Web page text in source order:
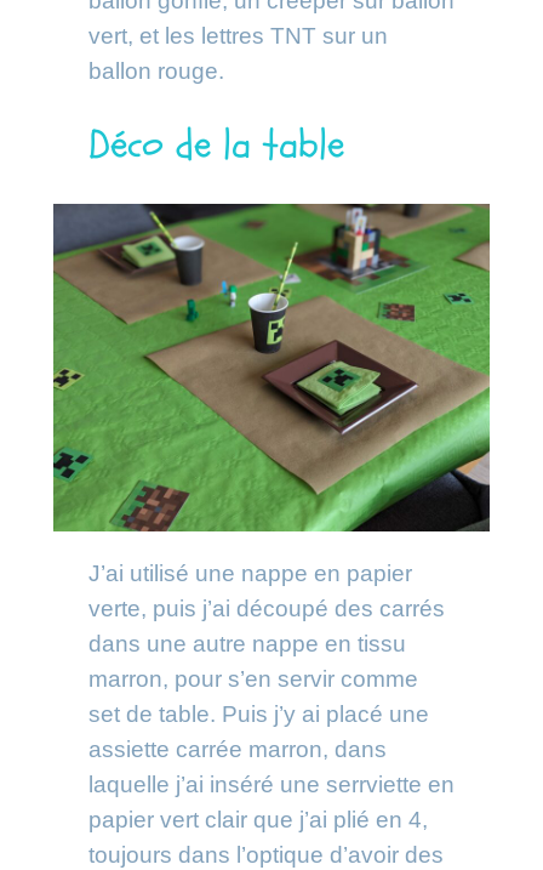
vert, et les lettres TNT sur un
ballon rouge.
Déco de la table
J’ai utilisé une nappe en papier
verte, puis j’ai découpé des carrés
dans une autre nappe en tissu
marron, pour s’en servir comme
set de table. Puis j’y ai placé une
assiette carrée marron, dans
laquelle j’ai inséré une serrviette en
papier vert clair que j’ai plié en 4,
toujours dans l’optique d’avoir des